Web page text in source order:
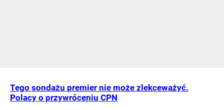
Tego sondażu premier nie może zlekceważyć.
Polacy o przywróceniu CPN